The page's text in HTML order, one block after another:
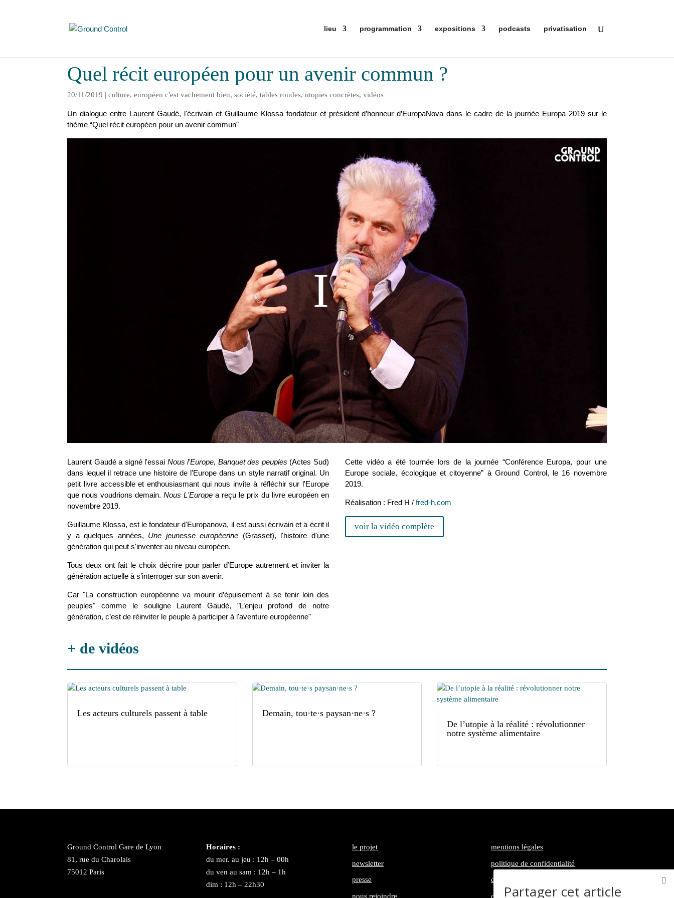
lieu programmation expositions podcasts privatisation
Quel récit européen pour un avenir commun ?
20/11/2019 |culture,européen c'est vachement bien,société,tables rondes,utopies concrètes,vidéos
Un dialogue entre Laurent Gaudé, l'écrivain et Guillaume Klossa fondateur et président d’honneur d’EuropaNova dans le cadre de la journée Europa 2019 sur le
thème “Quel récit européen pour un avenir commun"
Laurent Gaudé a signé l'essai Nous l'Europe, Banquet des peuples (Actes Sud)
dans lequel il retrace une histoire de l'Europe dans un style narratif original. Un
petit livre accessible et enthousiasmant qui nous invite à réfléchir sur l'Europe
que nous voudrions demain.Nous L'Europe a reçu le prix du livre européen en
novembre 2019.
Guillaume Klossa, est le fondateur d'Europanova, il est aussi écrivain et a écrit il
y a quelques années, Une jeunesse européenne (Grasset), l'histoire d'une
génération qui peut s'inventer au niveau européen.
Tous deux ont fait le choix décrire pour parler d’Europe autrement et inviter la
génération actuelle à s’interroger sur son avenir.
Car "La construction européenne va mourir d’épuisement à se tenir loin des
peuples" comme le souligne Laurent Gaudé, "L’enjeu profond de notre
génération, c’est de réinviter le peuple à participer à l'aventure européenne"
Cette vidéo a été tournée lors de la journée “Conférence Europa, pour une
Europe sociale, écologique et citoyenne” à Ground Control, le 16 novembre
2019.
Réalisation : Fred H /fred-h.com
voir la vidéo complète
+ de vidéos
Les acteurs culturels passent à table
Demain, tou·te·s paysan·ne·s ?
De l’utopie à la réalité : révolutionner
notre système alimentaire
Ground Control Gare de Lyon
81, rue du Charolais
75012 Paris
Horaires :
du mer. au jeu : 12h – 00h
du ven au sam : 12h – 1h
dim : 12h – 22h30
le projet
newsletter
presse
nous rejoindre
mentions légales
politique de confidentialité
conditions générales d’utilisation
contactPartager cet article